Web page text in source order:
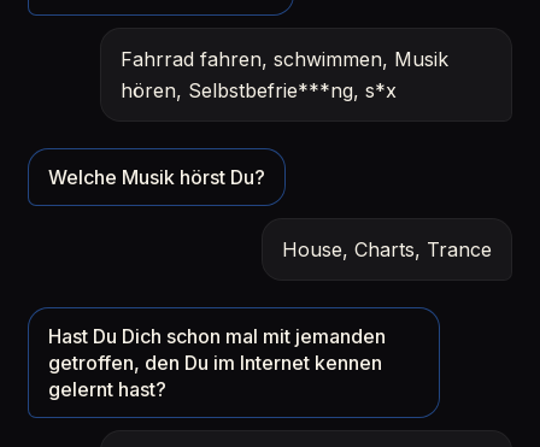
Fahrrad fahren, schwimmen, Musik
hören, Selbstbefrie***ng, s*x
Welche Musik hörst Du?
House, Charts, Trance
Hast Du Dich schon mal mit jemanden
getroffen, den Du im Internet kennen
gelernt hast?